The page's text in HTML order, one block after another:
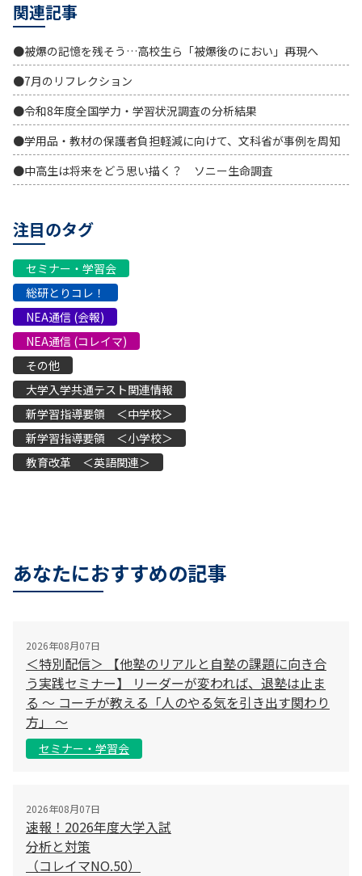
関連記事
●被爆の記憶を残そう…高校生ら「被爆後のにおい」再現へ
●7月のリフレクション
●令和8年度全国学力・学習状況調査の分析結果
●学用品・教材の保護者負担軽減に向けて、文科省が事例を周知
●中高生は将来をどう思い描く？ ソニー生命調査
注目のタグ
セミナー・学習会
総研とりコレ！
NEA通信 (会報)
NEA通信 (コレイマ)
その他
大学入学共通テスト関連情報
新学習指導要領 ＜中学校＞
新学習指導要領 ＜小学校＞
教育改革 ＜英語関連＞
あなたにおすすめの記事
2026年08月07日
＜特別配信＞ 【他塾のリアルと自塾の課題に向き合
う実践セミナー】 リーダーが変われば、退塾は止ま
る 〜 コーチが教える「人のやる気を引き出す関わり
方」 〜
セミナー・学習会
2026年08月07日
速報！2026年度大学入試
分析と対策
（コレイマNO.50）